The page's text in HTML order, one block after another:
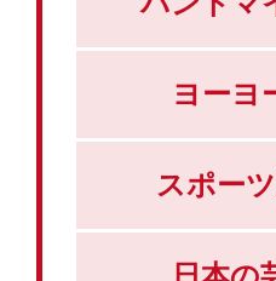
ヨーヨ
スポー